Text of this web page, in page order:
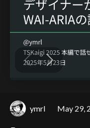
ymrl May 29,